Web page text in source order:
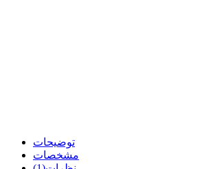
توضیحات
مشخصات